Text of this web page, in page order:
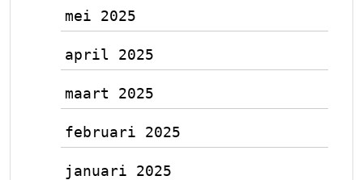
mei 2025
april 2025
maart 2025
februari 2025
januari 2025